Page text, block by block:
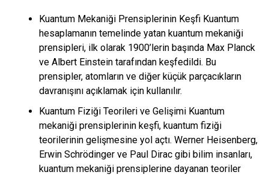
Kuantum Mekaniği Prensiplerinin Keşfi Kuantum
hesaplamanın temelinde yatan kuantum mekaniği
prensipleri, ilk olarak 1900’lerin başında Max Planck
ve Albert Einstein tarafından keşfedildi. Bu
prensipler, atomların ve diğer küçük parçacıkların
davranışını açıklamak için kullanılır.
Kuantum Fiziği Teorileri ve Gelişimi Kuantum
mekaniği prensiplerinin keşfi, kuantum fiziği
teorilerinin gelişmesine yol açtı. Werner Heisenberg,
Erwin Schrödinger ve Paul Dirac gibi bilim insanları,
kuantum mekaniği prensiplerine dayanan teoriler